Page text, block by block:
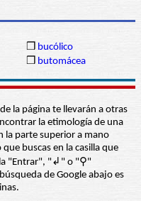
❒ bucólico
❒ butomácea
la página te llevarán a otras
la etimología de una
la parte superior a mano
buscas en la casilla que
"Entrar", "↲" o "⚲"
de Google abajo es